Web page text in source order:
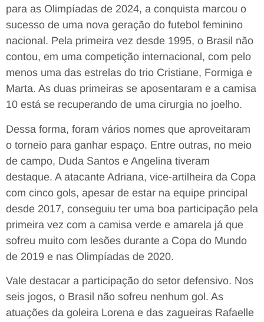
para as Olimpíadas de 2024, a conquista marcou o
sucesso de uma nova geração do futebol feminino
nacional. Pela primeira vez desde 1995, o Brasil não
contou, em uma competição internacional, com pelo
menos uma das estrelas do trio Cristiane, Formiga e
Marta. As duas primeiras se aposentaram e a camisa
10 está se recuperando de uma cirurgia no joelho.
Dessa forma, foram vários nomes que aproveitaram
o torneio para ganhar espaço. Entre outras, no meio
de campo, Duda Santos e Angelina tiveram
destaque. A atacante Adriana, vice-artilheira da Copa
com cinco gols, apesar de estar na equipe principal
desde 2017, conseguiu ter uma boa participação pela
primeira vez com a camisa verde e amarela já que
sofreu muito com lesões durante a Copa do Mundo
de 2019 e nas Olimpíadas de 2020.
Vale destacar a participação do setor defensivo. Nos
seis jogos, o Brasil não sofreu nenhum gol. As
atuações da goleira Lorena e das zagueiras Rafaelle